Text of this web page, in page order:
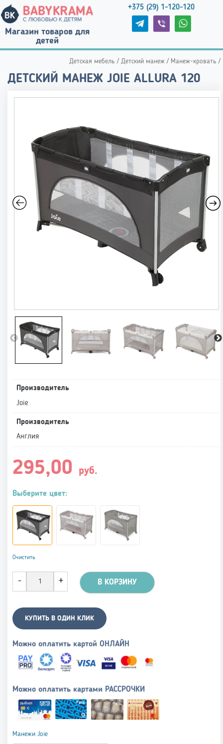
Магазин товаров для
детей
+375 (29) 1-120-120
Детская мебель / Детский манеж / Манеж-кровать /
ДЕТСКИЙ МАНЕЖ JOIE ALLURA 120
Производитель
Joie
Производитель
Англия
295,00 руб.
Выберите цвет:
Очистить
В КОРЗИНУ
КУПИТЬ В ОДИН КЛИК
Можно оплатить картой ОНЛАЙН
Можно оплатить картами РАССРОЧКИ
Манежи Joie